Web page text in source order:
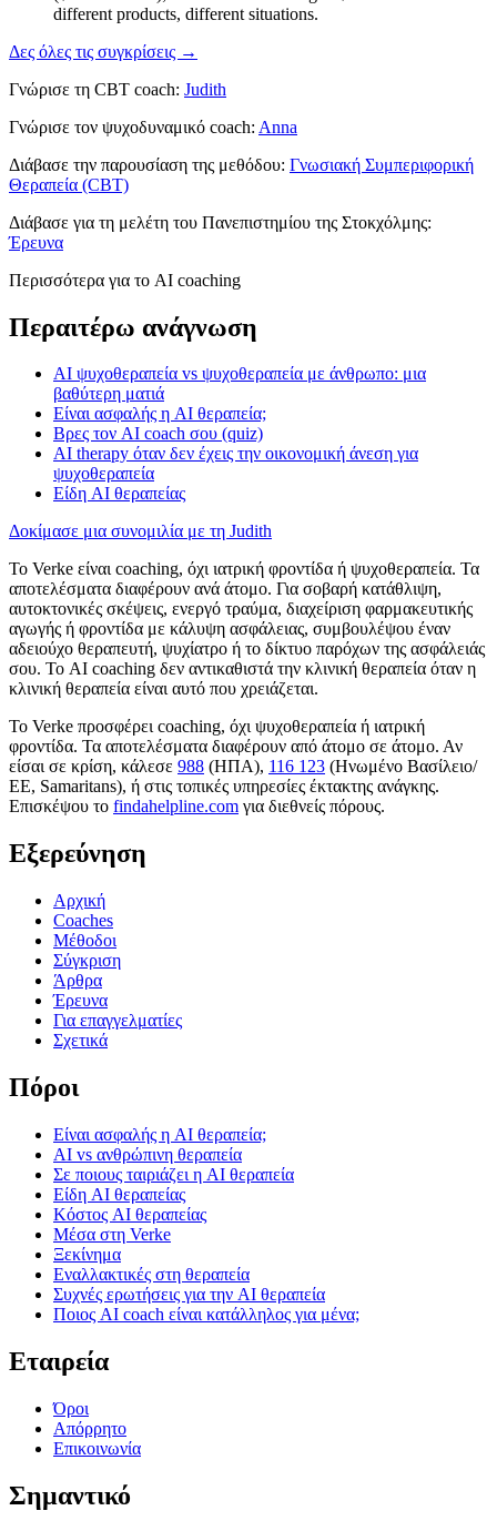
different products, different situations.
Δες όλες τις συγκρίσεις →
Γνώρισε τη CBT coach: Judith
Γνώρισε τον ψυχοδυναμικό coach: Anna
Διάβασε την παρουσίαση της μεθόδου: Γνωσιακή Συμπεριφορική
Θεραπεία (CBT)
Διάβασε για τη μελέτη του Πανεπιστημίου της Στοκχόλμης:
Έρευνα
Περισσότερα για το AI coaching
Περαιτέρω ανάγνωση
AI ψυχοθεραπεία vs ψυχοθεραπεία με άνθρωπο: μια
βαθύτερη ματιά
Είναι ασφαλής η AI θεραπεία;
Βρες τον AI coach σου (quiz)
AI therapy όταν δεν έχεις την οικονομική άνεση για
ψυχοθεραπεία
Είδη AI θεραπείας
Δοκίμασε μια συνομιλία με τη Judith
Το Verke είναι coaching, όχι ιατρική φροντίδα ή ψυχοθεραπεία. Τα
αποτελέσματα διαφέρουν ανά άτομο. Για σοβαρή κατάθλιψη,
αυτοκτονικές σκέψεις, ενεργό τραύμα, διαχείριση φαρμακευτικής
αγωγής ή φροντίδα με κάλυψη ασφάλειας, συμβουλέψου έναν
αδειούχο θεραπευτή, ψυχίατρο ή το δίκτυο παρόχων της ασφάλειάς
σου. Το AI coaching δεν αντικαθιστά την κλινική θεραπεία όταν η
κλινική θεραπεία είναι αυτό που χρειάζεται.
Το Verke προσφέρει coaching, όχι ψυχοθεραπεία ή ιατρική
φροντίδα. Τα αποτελέσματα διαφέρουν από άτομο σε άτομο. Αν
είσαι σε κρίση, κάλεσε 988 (ΗΠΑ), 116 123 (Ηνωμένο Βασίλειο/
ΕΕ, Samaritans), ή στις τοπικές υπηρεσίες έκτακτης ανάγκης.
Επισκέψου το findahelpline.com για διεθνείς πόρους.
Εξερεύνηση
Αρχική
Coaches
Μέθοδοι
Σύγκριση
Άρθρα
Έρευνα
Για επαγγελματίες
Σχετικά
Πόροι
Είναι ασφαλής η AI θεραπεία;
AI vs ανθρώπινη θεραπεία
Σε ποιους ταιριάζει η AI θεραπεία
Είδη AI θεραπείας
Κόστος AI θεραπείας
Μέσα στη Verke
Ξεκίνημα
Εναλλακτικές στη θεραπεία
Συχνές ερωτήσεις για την AI θεραπεία
Ποιος AI coach είναι κατάλληλος για μένα;
Εταιρεία
Όροι
Απόρρητο
Επικοινωνία
Σημαντικό